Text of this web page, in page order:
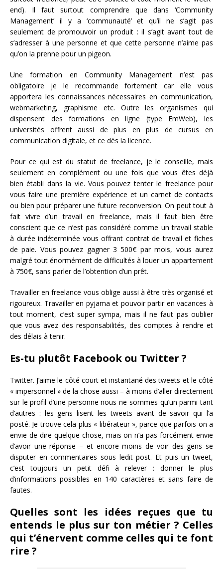
end). Il faut surtout comprendre que dans ‘Community
Management’ il y a ‘communauté’ et qu’il ne s’agit pas
seulement de promouvoir un produit : il s’agit avant tout de
s’adresser à une personne et que cette personne n’aime pas
qu’on la prenne pour un pigeon.
Une formation en Community Management n’est pas
obligatoire je le recommande fortement car elle vous
apportera les connaissances nécessaires en communication,
webmarketing, graphisme etc. Outre les organismes qui
dispensent des formations en ligne (type EmWeb), les
universités offrent aussi de plus en plus de cursus en
communication digitale, et ce dès la licence.
Pour ce qui est du statut de freelance, je le conseille, mais
seulement en complément ou une fois que vous êtes déjà
bien établi dans la vie. Vous pouvez tenter le freelance pour
vous faire une première expérience et un carnet de contacts
ou bien pour préparer une future reconversion. On peut tout à
fait vivre d’un travail en freelance, mais il faut bien être
conscient que ce n’est pas considéré comme un travail stable
à durée indéterminée vous offrant contrat de travail et fiches
de paie. Vous pouvez gagner 3 500€ par mois, vous aurez
malgré tout énormément de difficultés à louer un appartement
à 750€, sans parler de l’obtention d’un prêt.
Travailler en freelance vous oblige aussi à être très organisé et
rigoureux. Travailler en pyjama et pouvoir partir en vacances à
tout moment, c’est super sympa, mais il ne faut pas oublier
que vous avez des responsabilités, des comptes à rendre et
des délais à tenir.
Es-tu plutôt Facebook ou Twitter ?
Twitter. J’aime le côté court et instantané des tweets et le côté
« impersonnel » de la chose aussi – à moins d’aller directement
sur le profil d’une personne nous ne sommes qu’un parmi tant
d’autres : les gens lisent les tweets avant de savoir qui l’a
posté. Je trouve cela plus « libérateur », parce que parfois on a
envie de dire quelque chose, mais on n’a pas forcément envie
d’avoir une réponse – et encore moins de voir des gens se
disputer en commentaires sous ledit post. Et puis un tweet,
c’est toujours un petit défi à relever : donner le plus
d’informations possibles en 140 caractères et sans faire de
fautes.
Quelles sont les idées reçues que tu
entends le plus sur ton métier ? Celles
qui t’énervent comme celles qui te font
rire ?